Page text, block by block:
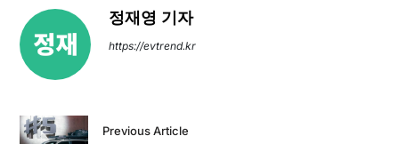
정재영 기자
https://evtrend.kr
Previous Article